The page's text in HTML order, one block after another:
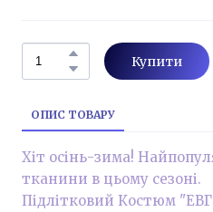
Купити
ОПИС ТОВАРУ
Хіт осінь-зима!
тканини в цьому сезоні.
Підлітковий Костюм